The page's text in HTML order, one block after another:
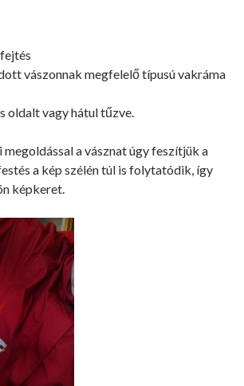
vászonnak megfelelő típusú vakráma
oldalt vagy hátul tűzve.
megoldással a vásznat úgy feszítjük a
a kép szélén túl is folytatódik, így
képkeret.